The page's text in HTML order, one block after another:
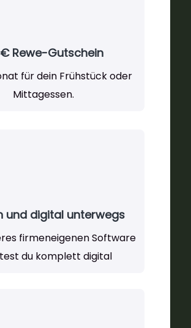
Rewe-Gutschein
für dein Frühstück oder
Mittagessen.
und digital unterwegs
firmeneigenen Software
du komplett digital